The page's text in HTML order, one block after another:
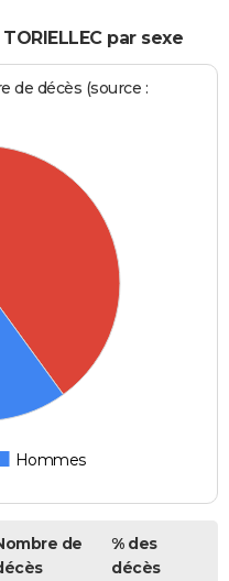
par sexe
de décès (source :
Hommes
de
% des
décès